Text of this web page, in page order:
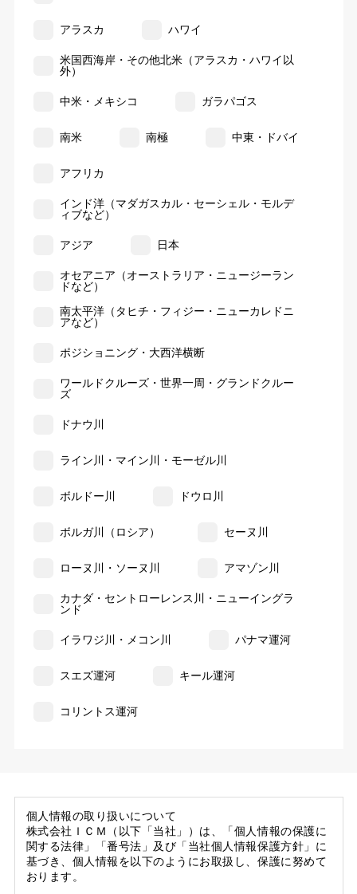
アラスカ ハワイ
米国西海岸・その他北米（アラスカ・ハワイ以
外）
中米・メキシコ ガラパゴス
南米 南極 中東・ドバイ
アフリカ
インド洋（マダガスカル・セーシェル・モルデ
ィブなど）
アジア 日本
オセアニア（オーストラリア・ニュージーラン
ドなど）
南太平洋（タヒチ・フィジー・ニューカレドニ
アなど）
ポジショニング・大西洋横断
ワールドクルーズ・世界一周・グランドクルー
ズ
ドナウ川
ライン川・マイン川・モーゼル川
ボルドー川 ドウロ川
ボルガ川（ロシア） セーヌ川
ローヌ川・ソーヌ川 アマゾン川
カナダ・セントローレンス川・ニューイングラ
ンド
イラワジ川・メコン川 パナマ運河
スエズ運河 キール運河
コリントス運河
個人情報の取り扱いについて
株式会社ＩＣＭ（以下「当社」）は、「個人情報の保護に
関する法律」「番号法」及び「当社個人情報保護方針」に
基づき、個人情報を以下のようにお取扱し、保護に努めて
おります。